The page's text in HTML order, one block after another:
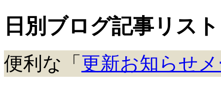
日別ブログ記事リスト
便利な「 更新お知らせ